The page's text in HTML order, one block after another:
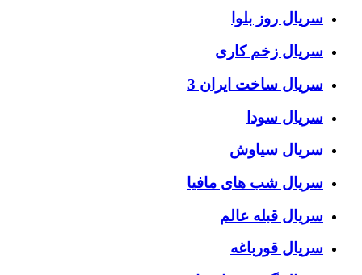
سریال روز بلوا
سریال زخم کاری
سریال ساخت ایران 3
سریال سودا
سریال سیاوش
سریال شب های مافیا
سریال قبله عالم
سریال قورباغه